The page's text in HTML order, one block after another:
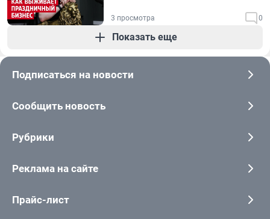
3 просмотра 0
Показать еще
Подписаться на новости
Сообщить новость
Рубрики
Реклама на сайте
Прайс-лист